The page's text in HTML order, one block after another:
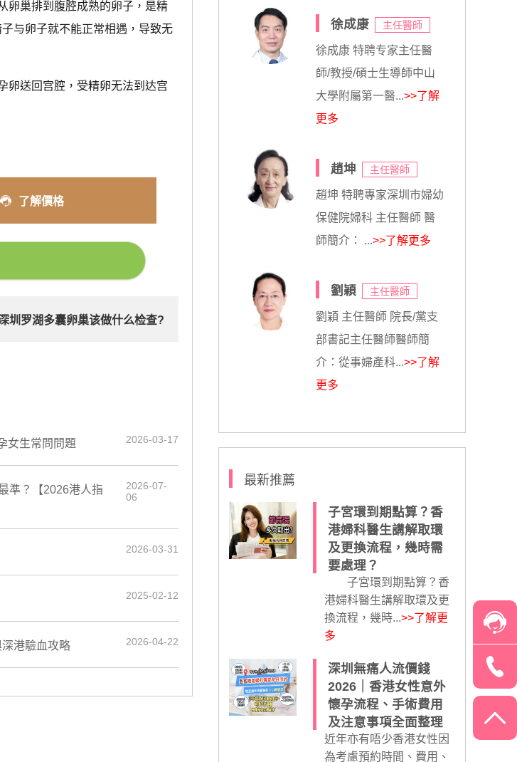
巢排到腹腔成熟的卵子，是精
与卵子就不能正常相遇，导致无
送回宫腔，受精卵无法到达宫
了解價格
圳罗湖多囊卵巢该做什么检查?
女生常問問題 2026-03-17
準？【2026港人指
2026-07-
06
2026-03-31
2025-02-12
港驗血攻略 2026-04-22
徐成康 主任醫師
徐成康 特聘专家主任醫
師/教授/碩士生導師中山
大學附屬第一醫...>>了解
更多
趙坤 主任醫師
趙坤 特聘專家深圳市婦幼
保健院婦科 主任醫師 醫
師簡介： ...>>了解更多
劉穎 主任醫師
劉穎 主任醫師 院長/黨支
部書記主任醫師醫師簡
介：從事婦產科...>>了解
更多
最新推薦
子宮環到期點算？香
港婦科醫生講解取環
及更換流程，幾時需
要處理？
子宮環到期點算？香
港婦科醫生講解取環及更
換流程，幾時...>>了解更
多
深圳無痛人流價錢
2026｜香港女性意外
懷孕流程、手術費用
及注意事項全面整理
近年亦有唔少香港女性因
為考慮預約時間、費用、